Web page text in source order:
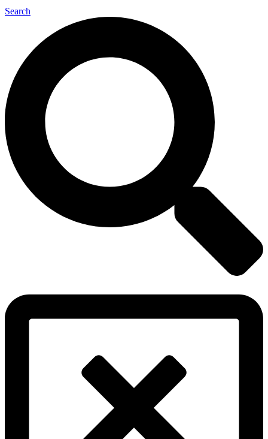
Search